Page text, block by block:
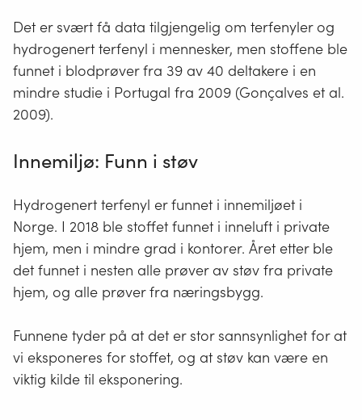
Det er svært få data tilgjengelig om terfenyler og
hydrogenert terfenyl i mennesker, men stoffene ble
funnet i blodprøver fra 39 av 40 deltakere i en
mindre studie i Portugal fra 2009 (Gonçalves et al.
2009).
Innemiljø: Funn i støv
Hydrogenert terfenyl er funnet i innemiljøet i
Norge. I 2018 ble stoffet funnet i inneluft i private
hjem, men i mindre grad i kontorer. Året etter ble
det funnet i nesten alle prøver av støv fra private
hjem, og alle prøver fra næringsbygg.
Funnene tyder på at det er stor sannsynlighet for at
vi eksponeres for stoffet, og at støv kan være en
viktig kilde til eksponering.